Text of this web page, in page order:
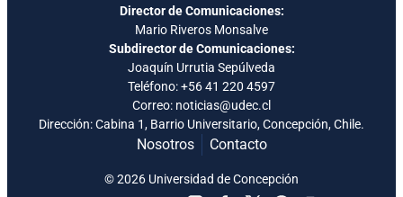
Director de Comunicaciones:
Mario Riveros Monsalve
Subdirector de Comunicaciones:
Joaquín Urrutia Sepúlveda
Teléfono:+56 41 220 4597
Correo: noticias@udec.cl
Dirección: Cabina 1, Barrio Universitario, Concepción, Chile.
Nosotros Contacto
© 2026 Universidad de Concepción